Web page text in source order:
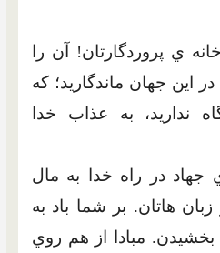
ي پروردگارتان! آن را
اين جهان ماندگاريد؛ که
نداريد، به عذاب خدا
جهاد در راه خدا به مال
هاتان. بر شما باد به
مبادا از هم روي